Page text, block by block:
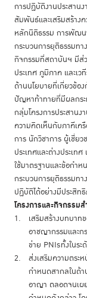
การปฏิบัติงานประสาน
สัมพันธ์และเสริมสร้าง
หลักนิติธรรม การพัฒน
กระบวนการยุติธรรมท
กิจกรรมที่สถาบันฯ มีส่ว
ประเทศ ภูมิภาค และเว
ด้านนโยบายที่เกี่ยวข้อ
ปัญหาท้าทายที่มีผลกระ
กลุ่มโครงการประสาน
ความคิดเห็นกับภาคีเ
การ นักวิชาการ ผู้เชี่ย
ประเทศและต่างประเท
ใช้มาตรฐานและข้อกำ
กระบวนการยุติธรรม
ปฏิบัติได้อย่างมีประสิท
โครงการและกิจกรรม
เสริมสร้างบทบาท
อาชญากรรมและก
ข่าย PNIsทั้งในระ
ส่งเสริมความตระ
กำหนดสากลในด้า
อาญา ตลอดจนเผ